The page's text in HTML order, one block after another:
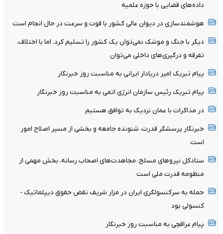
داده‌های قضایی با حوزه علمیه
هوشمندسازی در دیوان عالی کشور با قوت و سرعت در حال انجام است
دیگر با جنگ و موشک نمی‌توان یک کشور را تسلیم کرد، اما با اختلاف،
تفرقه و درگیری‌های داخلی می‌توان
پیام تبریک امیر دریادار ایرانی به مناسبت روز خبرنگار
پیام تبریک رئیس سازمان انرژی اتمی به مناسبت روز خبرنگار
در مذاکرات با عمان نزدیک به توافق هستیم
خبرنگار پرسشگر قدرت، شنونده جامعه و بخشی از مسیر اصلاح امور
است
ستادکل نیروهای مسلح: مجاهدت‌های اصحاب رسانه، بخش مهمی از
منظومه قدرت ملی است
حمله به سرکنسولگری ایران در مزار شریف نقض حقوق دیپلماتیک -
کنسولی بود
پیام عراقچی به مناسبت روز خبرنگار